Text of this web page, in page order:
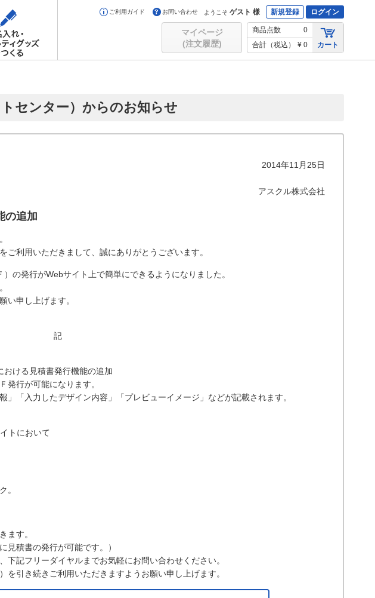
ご利用ガイド お問い合わせ ようこそ ゲスト 様 新規登録 ログイン
マイページ
(注文履歴)
商品点数
0
合計（税込）
¥ 0 カート
センター）からのお知らせ
2014年11月25日
アスクル株式会社
の追加
利用いただきまして、誠にありがとうございます。
の発行がWebサイト上で簡単にできるようになりました。
い申し上げます。
記
おける見積書発行機能の追加
発行が可能になります。
」「入力したデザイン内容」「プレビューイメージ」などが記載されます。
トにおいて
。
ます。
見積書の発行が可能です。）
記フリーダイヤルまでお気軽にお問い合わせください。
引き続きご利用いただきますようお願い申し上げます。